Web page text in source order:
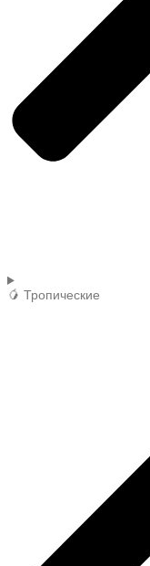
🥭 Тропические